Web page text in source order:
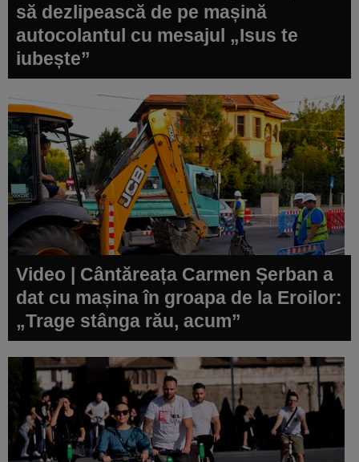
să dezlipească de pe mașină
autocolantul cu mesajul „Isus te
iubește”
Video | Cântăreața Carmen Șerban a
dat cu mașina în groapa de la Eroilor:
„Trage stânga rău, acum”